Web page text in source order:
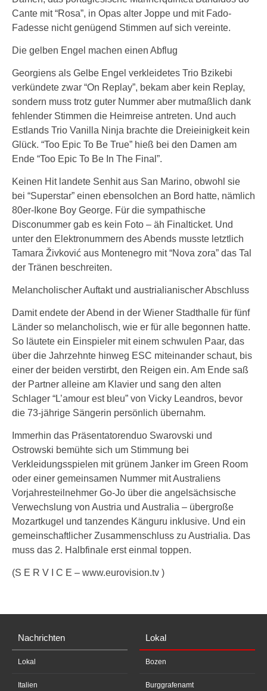
Cante mit “Rosa”, in Opas alter Joppe und mit Fado-
Fadesse nicht genügend Stimmen auf sich vereinte.
Die gelben Engel machen einen Abflug
Georgiens als Gelbe Engel verkleidetes Trio Bzikebi
verkündete zwar “On Replay”, bekam aber kein Replay,
sondern muss trotz guter Nummer aber mutmaßlich dank
fehlender Stimmen die Heimreise antreten. Und auch
Estlands Trio Vanilla Ninja brachte die Dreieinigkeit kein
Glück. “Too Epic To Be True” hieß bei den Damen am
Ende “Too Epic To Be In The Final”.
Keinen Hit landete Senhit aus San Marino, obwohl sie
bei “Superstar” einen ebensolchen an Bord hatte, nämlich
80er-Ikone Boy George. Für die sympathische
Disconummer gab es kein Foto – äh Finalticket. Und
unter den Elektronummern des Abends musste letztlich
Tamara Živković aus Montenegro mit “Nova zora” das Tal
der Tränen beschreiten.
Melancholischer Auftakt und austrialianischer Abschluss
Damit endete der Abend in der Wiener Stadthalle für fünf
Länder so melancholisch, wie er für alle begonnen hatte.
So läutete ein Einspieler mit einem schwulen Paar, das
über die Jahrzehnte hinweg ESC miteinander schaut, bis
einer der beiden verstirbt, den Reigen ein. Am Ende saß
der Partner alleine am Klavier und sang den alten
Schlager “L’amour est bleu” von Vicky Leandros, bevor
die 73-jährige Sängerin persönlich übernahm.
Immerhin das Präsentatorenduo Swarovski und
Ostrowski bemühte sich um Stimmung bei
Verkleidungsspielen mit grünem Janker im Green Room
oder einer gemeinsamen Nummer mit Australiens
Vorjahresteilnehmer Go-Jo über die angelsächsische
Verwechslung von Austria und Australia – übergroße
Mozartkugel und tanzendes Känguru inklusive. Und ein
gemeinschaftlicher Zusammenschluss zu Austrialia. Das
muss das 2. Halbfinale erst einmal toppen.
(S E R V I C E – www.eurovision.tv )
Nachrichten
Lokal
Italien
Lokal
Bozen
Burggrafenamt